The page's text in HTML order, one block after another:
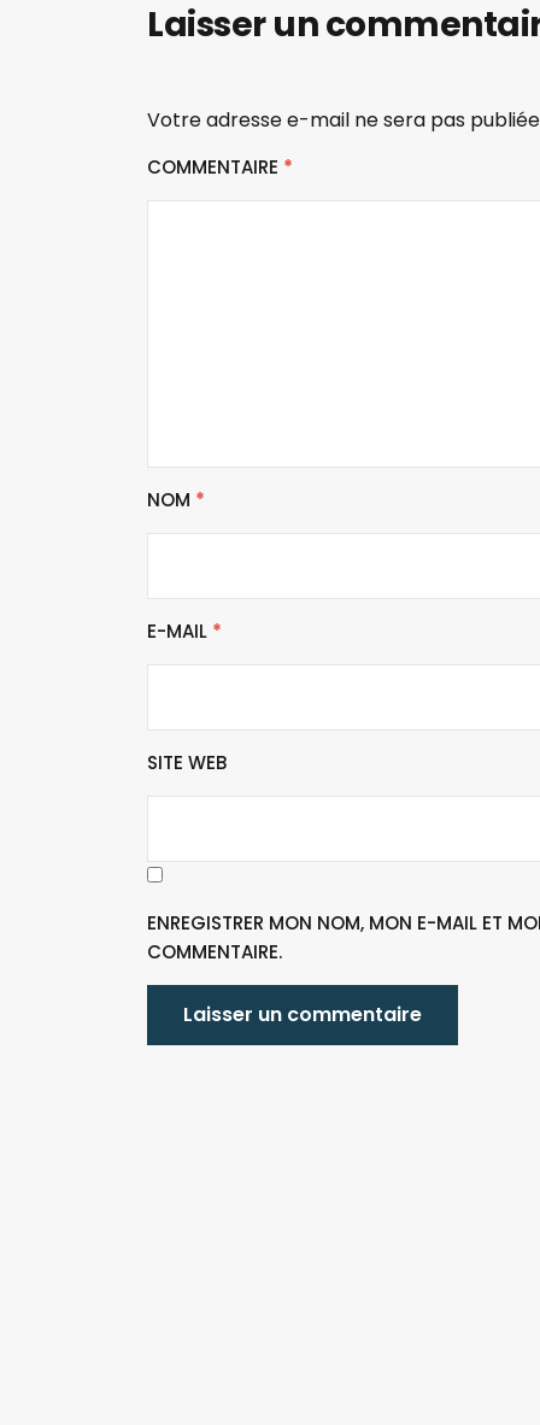
Laisser un
Votre adresse e-mail ne sera pas
COMMENTAIRE *
NOM *
E-MAIL *
SITE WEB
ENREGISTRER MON NOM, MON E-MAIL ET
COMMENTAIRE.